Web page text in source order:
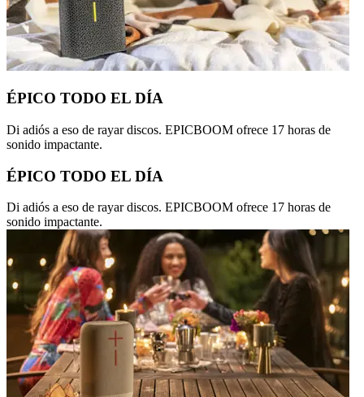
ÉPICO TODO EL DÍA
Di adiós a eso de rayar discos. EPICBOOM ofrece 17 horas de
sonido impactante.
ÉPICO TODO EL DÍA
Di adiós a eso de rayar discos. EPICBOOM ofrece 17 horas de
sonido impactante.